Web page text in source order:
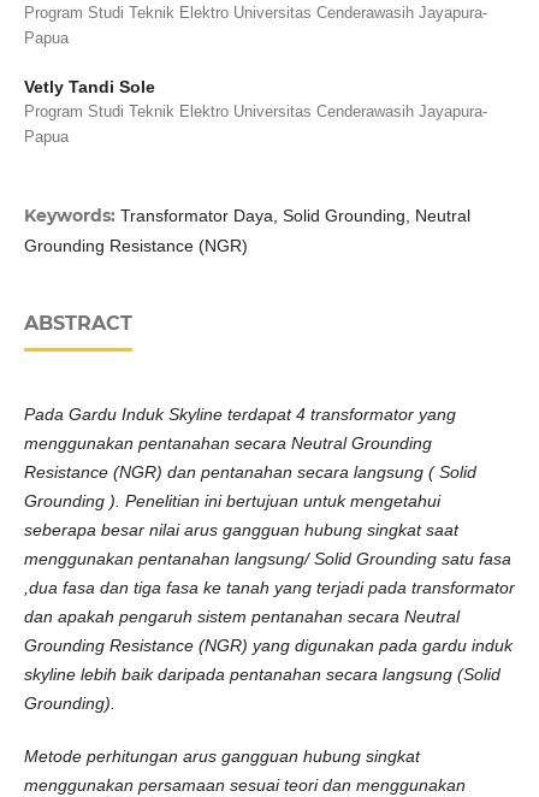
Program Studi Teknik Elektro Universitas Cenderawasih Jayapura-
Papua
Vetly Tandi Sole
Program Studi Teknik Elektro Universitas Cenderawasih Jayapura-
Papua
Keywords: Transformator Daya, Solid Grounding, Neutral
Grounding Resistance (NGR)
ABSTRACT
Pada Gardu Induk Skyline terdapat 4 transformator yang
menggunakan pentanahan secara Neutral Grounding
Resistance (NGR) dan pentanahan secara langsung ( Solid
Grounding ). Penelitian ini bertujuan untuk mengetahui
seberapa besar nilai arus gangguan hubung singkat saat
menggunakan pentanahan langsung/ Solid Grounding satu fasa
,dua fasa dan tiga fasa ke tanah yang terjadi pada transformator
dan apakah pengaruh sistem pentanahan secara Neutral
Grounding Resistance (NGR) yang digunakan pada gardu induk
skyline lebih baik daripada pentanahan secara langsung (Solid
Grounding).
Metode perhitungan arus gangguan hubung singkat
menggunakan persamaan sesuai teori dan menggunakan